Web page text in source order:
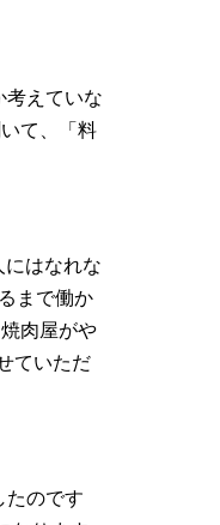
考えていな
て、「料
はなれな
まで働か
肉屋がや
ていただ
たのです